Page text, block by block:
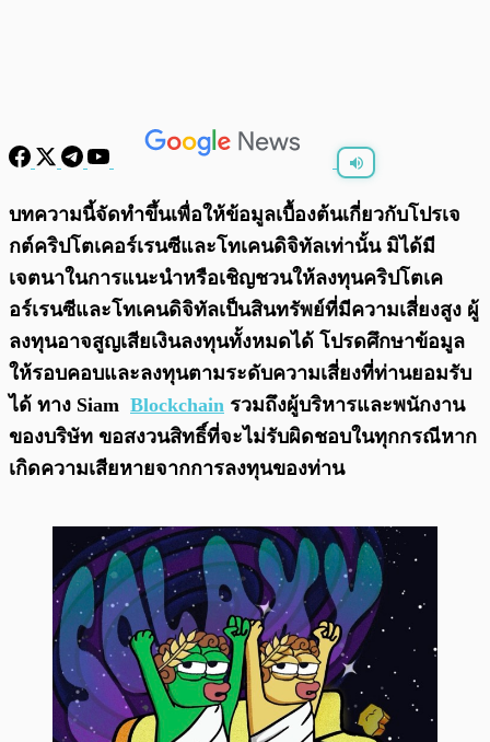
พร้อมเล่น 0:00/0:00
บทความนี้จัดทำขึ้นเพื่อให้ข้อมูลเบื้องต้นเกี่ยวกับโปรเจ
กต์คริปโตเคอร์เรนซีและโทเคนดิจิทัลเท่านั้น มิได้มี
เจตนาในการแนะนำหรือเชิญชวนให้ลงทุนคริปโตเค
อร์เรนซีและโทเคนดิจิทัลเป็นสินทรัพย์ที่มีความเสี่ยงสูง ผู้
ลงทุนอาจสูญเสียเงินลงทุนทั้งหมดได้ โปรดศึกษาข้อมูล
ให้รอบคอบและลงทุนตามระดับความเสี่ยงที่ท่านยอมรับ
ได้ ทาง Siam Blockchain รวมถึงผู้บริหารและพนักงาน
ของบริษัท ขอสงวนสิทธิ์ที่จะไม่รับผิดชอบในทุกกรณีหาก
เกิดความเสียหายจากการลงทุนของท่าน